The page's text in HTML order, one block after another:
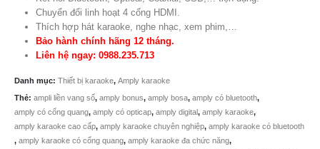
Chuyển đổi linh hoạt 4 cổng HDMI.
Thích hợp hát karaoke, nghe nhạc, xem phim,…
Bảo hành chính hãng 12 tháng.
Liên hệ ngay: 0988.235.713
Danh mục: Thiết bị karaoke, Amply karaoke
Thẻ: ampli liền vang số, amply bonus, amply bosa, amply có bluetooth,
amply có cổng quang, amply có opticap, amply digital, amply karaoke,
amply karaoke cao cấp, amply karaoke chuyên nghiệp, amply karaoke có bluetooth
, amply karaoke có cổng quang, amply karaoke đa chức năng,